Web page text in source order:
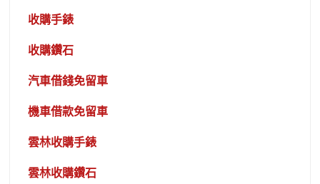
收購手錶
收購鑽石
汽車借錢免留車
機車借款免留車
雲林收購手錶
雲林收購鑽石